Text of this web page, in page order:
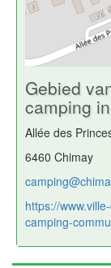
Gebied
camping
Allée des
6460 Chimay
https://
camping-